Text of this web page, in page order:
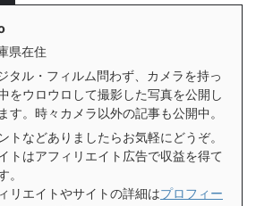
県在住
タル・フィルム問わず、カメラを持っ
をウロウロして撮影した写真を公開し
す。時々カメラ以外の記事も公開中。
トなどありましたらお気軽にどうぞ。
トはアフィリエイト広告で収益を得て
。
リエイトやサイトの詳細はプロフィー